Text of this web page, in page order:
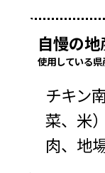
自慢の
使用している県
チキン
菜、米
肉、地